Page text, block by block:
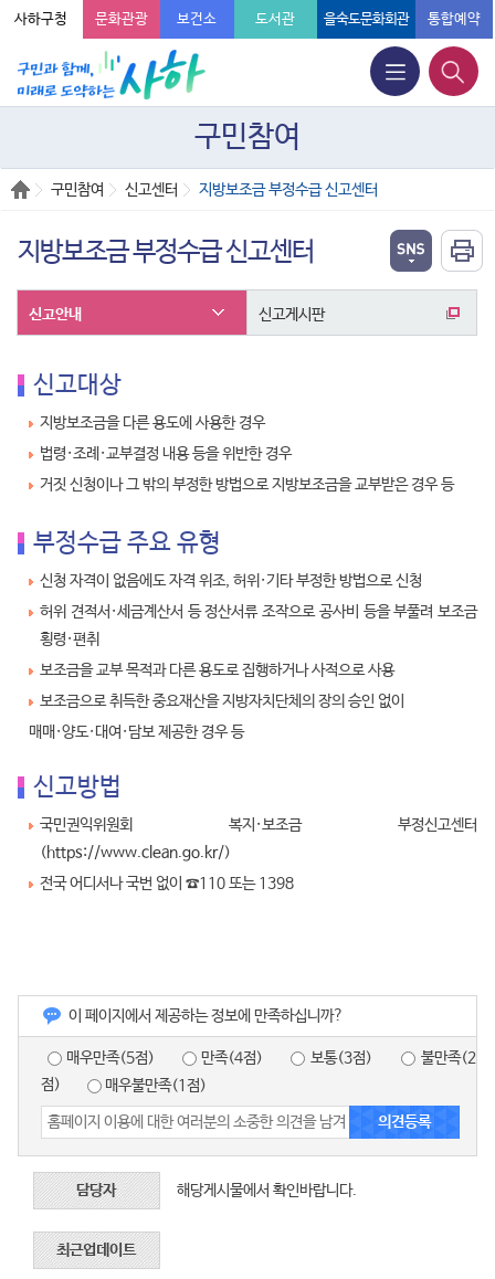
사하구청 문화관광 보건소 도서관 을숙도문화회관 통합예약
구민참여
구민참여 신고센터 지방보조금 부정수급 신고센터
지방보조금 부정수급 신고센터
신고안내 신고게시판
신고대상
지방보조금을 다른 용도에 사용한 경우
법령·조례·교부결정 내용 등을 위반한 경우
거짓 신청이나 그 밖의 부정한 방법으로 지방보조금을 교부받은 경우 등
부정수급 주요 유형
신청 자격이 없음에도 자격 위조, 허위·기타 부정한 방법으로 신청
허위 견적서·세금계산서 등 정산서류 조작으로 공사비 등을 부풀려 보조금
횡령·편취
보조금을 교부 목적과 다른 용도로 집행하거나 사적으로 사용
보조금으로 취득한 중요재산을 지방자치단체의 장의 승인 없이
매매·양도·대여·담보 제공한 경우 등
신고방법
국민권익위원회 복지·보조금 부정신고센터
(https://www.clean.go.kr/)
전국 어디서나 국번 없이 ☎110 또는 1398
이 페이지에서 제공하는 정보에 만족하십니까?
매우만족(5점) 만족(4점) 보통(3점)
점)
매우불만족(1점)
담당자 해당게시물에서 확인바랍니다.
최근업데이트